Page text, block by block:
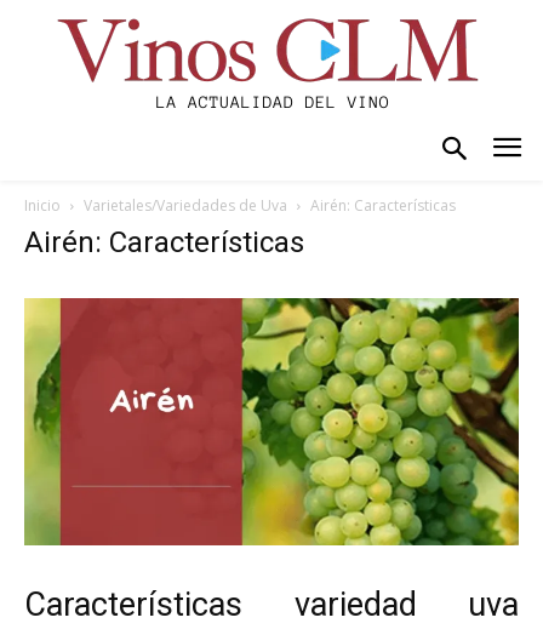
Inicio Varietales/Variedades de Uva Airén: Características
Airén: Características
Características variedad uva